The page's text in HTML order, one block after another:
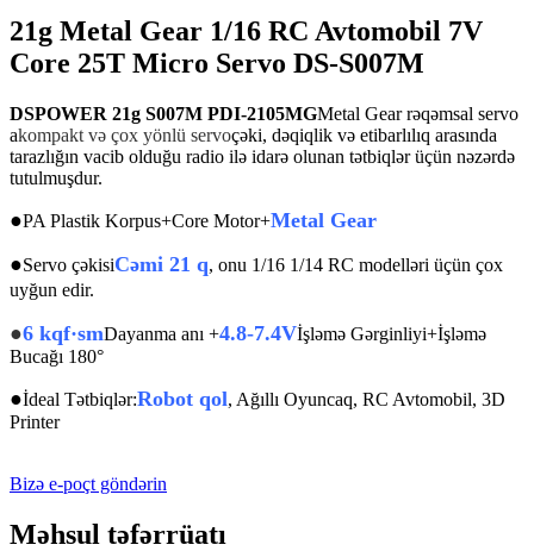
21g Metal Gear 1/16 RC Avtomobil 7V
Core 25T Micro Servo DS-S007M
DSPOWER 21g S007M PDI-2105MGMetal Gear rəqəmsal servo
akompakt və çox yönlü servoçəki, dəqiqlik və etibarlılıq arasında
tarazlığın vacib olduğu radio ilə idarə olunan tətbiqlər üçün nəzərdə
tutulmuşdur.
●PA Plastik Korpus+Core Motor+Metal Gear
●Servo çəkisiCəmi 21 q, onu 1/16 1/14 RC modelləri üçün çox
uyğun edir.
●6 kqf·smDayanma anı +4.8-7.4Vİşləmə Gərginliyi+İşləmə
Bucağı 180°
●İdeal Tətbiqlər:Robot qol, Ağıllı Oyuncaq, RC Avtomobil, 3D
Printer
Bizə e-poçt göndərin
Məhsul təfərrüatı